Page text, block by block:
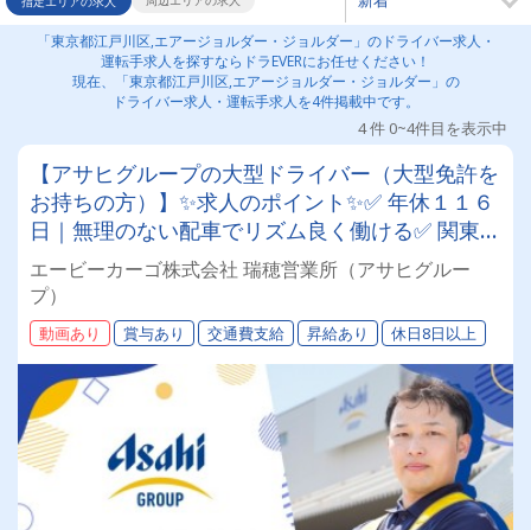
「東京都江戸川区,エアージョルダー・ジョルダー」のドライバー求人・
運転手求人を探すならドラEVERにお任せください！
現在、「東京都江戸川区,エアージョルダー・ジョルダー」の
ドライバー求人・運転手求人を4件掲載中です。
4 件 0~4件目を表示中
【アサヒグループの大型ドライバー（大型免許を
お持ちの方）】✨求人のポイント✨✅ 年休１１６
日｜無理のない配車でリズム良く働ける✅ 関東圏
が中心｜１日1～2件の工場・センター間輸送✅
作業負担軽減｜パレット中心だから運転に集中で
きる✅ 徹底した運管｜デジタコ×動態管理で安全
を第一に✅ 大手グループ｜福利厚生の充実、退職
金や賞与あり
エービーカーゴ株式会社 瑞穂営業所（アサヒグルー
プ）
動画あり 賞与あり 交通費支給 昇給あり 休日8日以上